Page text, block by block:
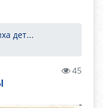
дет...
45